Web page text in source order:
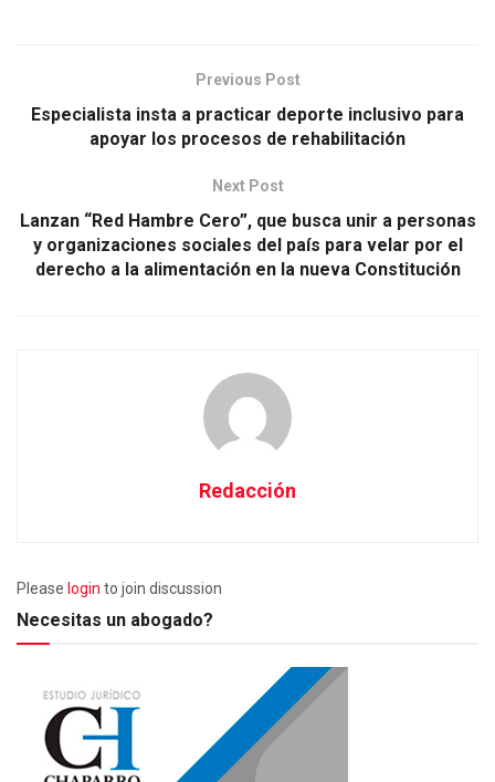
Previous Post
Especialista insta a practicar deporte inclusivo para
apoyar los procesos de rehabilitación
Next Post
Lanzan “Red Hambre Cero”, que busca unir a personas
y organizaciones sociales del país para velar por el
derecho a la alimentación en la nueva Constitución
Redacción
Please login to join discussion
Necesitas un abogado?